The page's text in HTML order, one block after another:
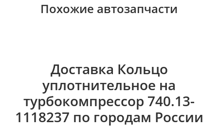
Похожие автозапчасти
Доставка Кольцо
уплотнительное на
турбокомпрессор 740.13-
1118237 по городам России